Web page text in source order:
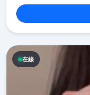
在線